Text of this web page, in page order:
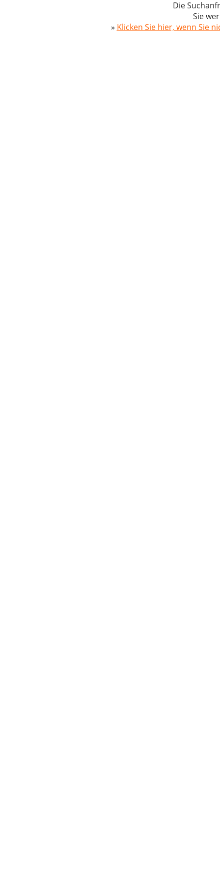
Die
Sie
» Klicken Sie hier, wenn Sie